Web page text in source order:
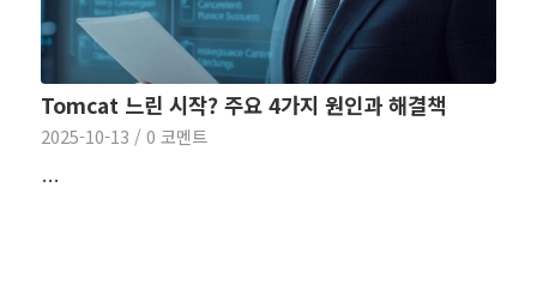
Tomcat 느린 시작? 주요 4가지 원인과 해결책
2025-10-13 / 0 코멘트
…